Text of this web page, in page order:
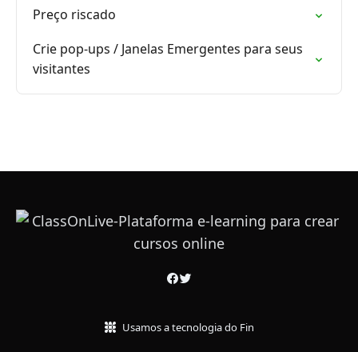
Preço riscado
Crie pop-ups / Janelas Emergentes para seus
visitantes
Usamos a tecnologia do Fin